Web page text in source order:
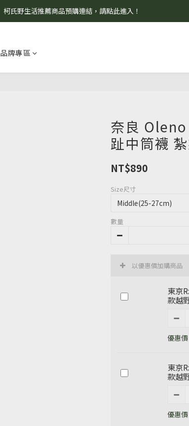
8/7 當天暫停開放工作室。請見諒！
柯氏野生活推薦商品預購連結，請點此進入！
品牌專區
奈良 Oleno
趾中筒襪
NT$890
Size尺寸
數量
以優惠價加購商品
東京
款越
優惠
東京
款越
優惠